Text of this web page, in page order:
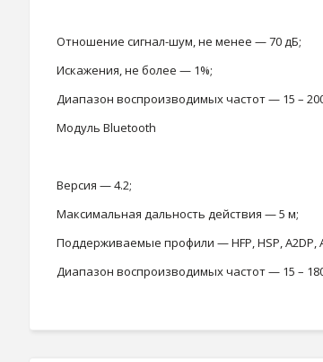
Отношение сигнал-шум, не менее — 70 дБ;
Искажения, не более — 1%;
Диапазон воспроизводимых частот — 15 –
Модуль Bluetooth
Версия — 4.2;
Максимальная дальность действия — 5 м;
Поддерживаемые профили — HFP, HSP, A2DP,
Диапазон воспроизводимых частот — 15 –